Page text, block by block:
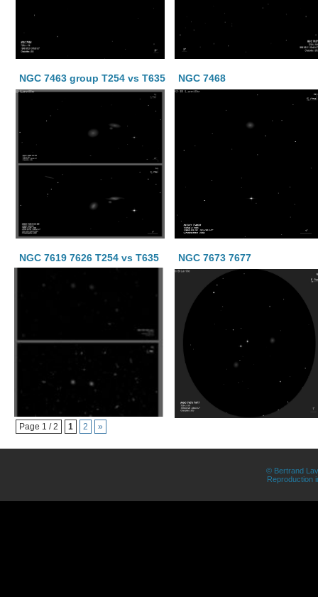
NGC 7463 group T254 vs T635 NGC 7468
NGC 7619 7626 T254 vs T635 NGC 7673 7677
Page 1 / 2 1 2 »
© Bertrand
Reproduction